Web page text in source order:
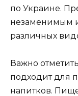
по Украине.
незаменимым
различных
Важно
подходит для
напитков.